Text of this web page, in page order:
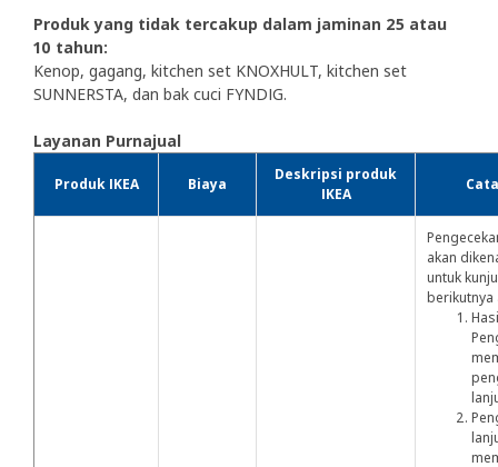
Produk yang tidak tercakup dalam jaminan 25 atau
10 tahun:
Kenop, gagang, kitchen set KNOXHULT, kitchen set
SUNNERSTA, dan bak cuci FYNDIG.
Layanan Purnajual
Produk IKEA Biaya
Deskripsi produk
IKEA
akan
untuk
berikutnya